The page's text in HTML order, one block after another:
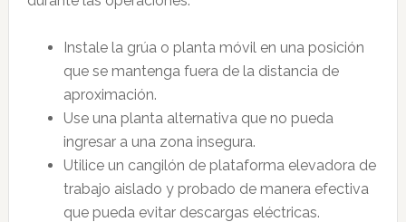
Instale la grúa o planta móvil en una posición
que se mantenga fuera de la distancia de
aproximación.
Use una planta alternativa que no pueda
ingresar a una zona insegura.
Utilice un cangilón de plataforma elevadora de
trabajo aislado y probado de manera efectiva
que pueda evitar descargas eléctricas.